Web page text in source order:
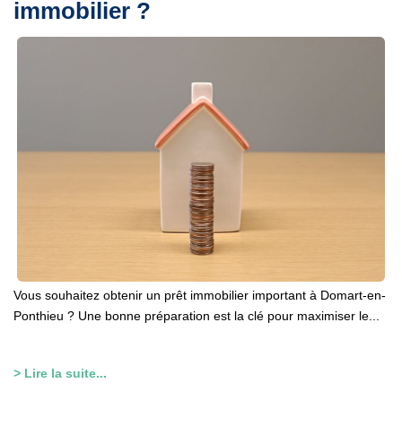
immobilier ?
Vous souhaitez obtenir un prêt immobilier important à Domart-en-
Ponthieu ? Une bonne préparation est la clé pour maximiser le...
> Lire la suite...